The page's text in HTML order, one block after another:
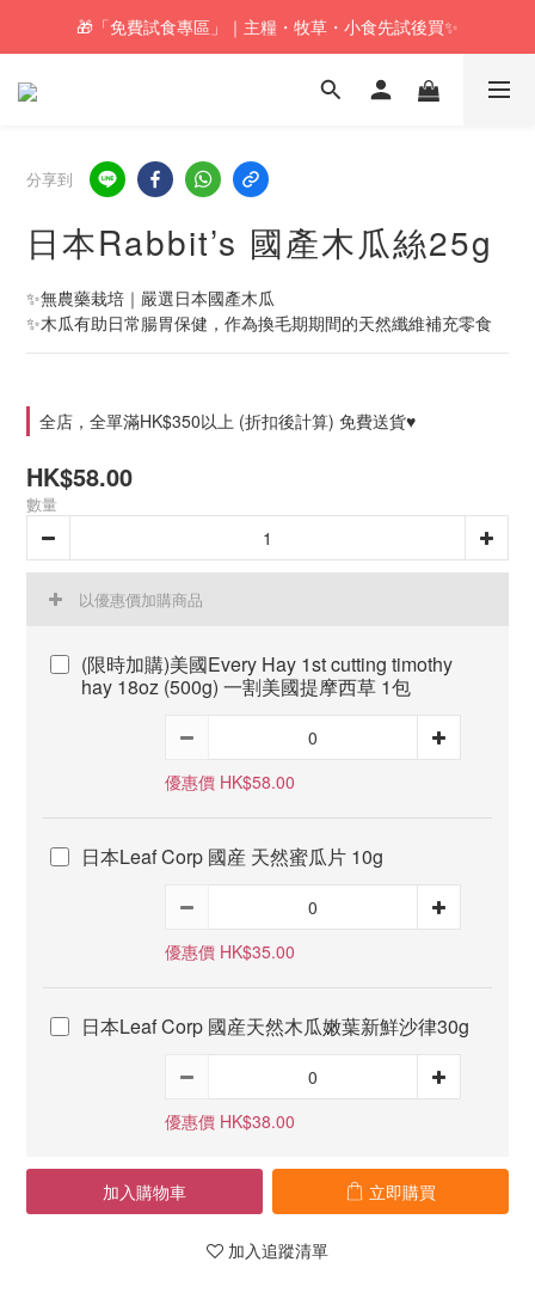
🚚訂單折實$350以上即可享本地包郵📦
🎁「免費試食專區」｜主糧・牧草・小食先試後買✨
🚚訂單折實$350以上即可享本地包郵📦
分享到
日本Rabbit’s 國產木瓜絲25g
✨無農藥栽培｜嚴選日本國產木瓜
✨木瓜有助日常腸胃保健，作為換毛期期間的天然纖維補充零食
全店，全單滿HK$350以上 (折扣後計算) 免費送貨♥
HK$58.00
數量
以優惠價加購商品
(限時加購)美國Every Hay 1st cutting timothy
hay 18oz (500g) 一割美國提摩西草 1包
優惠價 HK$58.00
日本Leaf Corp 國産 天然蜜瓜片 10g
優惠價 HK$35.00
日本Leaf Corp 國産天然木瓜嫩葉新鮮沙律30g
優惠價 HK$38.00
加入購物車 立即購買
加入追蹤清單